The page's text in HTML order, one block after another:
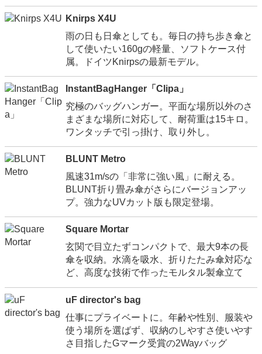
Knirps X4U
雨の日も日傘としても。毎日の持ち歩き傘と
して使いたい160gの軽量、ソフトケース付
属。ドイツKnirpsの最新モデル。
InstantBagHanger「Clipa」
究極のバッグハンガー。平面な場所以外のさ
まざまな場所に対応して、耐荷重は15キロ。
ワンタッチで引っ掛け、取り外し。
BLUNT Metro
風速31m/sの「非常に強い風」に耐える。
BLUNT折り畳み傘がさらにバージョンアッ
プ。強力なUVカット版も限定登場。
Square Mortar
玄関で目立たずコンパクトで、最大9本の長
傘を収納。水滴を吸水、折りたたみ傘対応な
ど、高度な技術で作ったモルタル製傘立て
uF director's bag
仕事にプライベートに。年齢や性別、服装や
使う場所を選ばず、収納のしやすさ使いやす
さ目指したGマーク受賞の2Wayバッグ